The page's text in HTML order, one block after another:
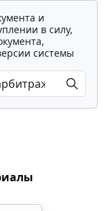
и
в силу,
системы